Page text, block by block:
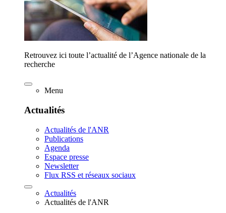
Retrouvez ici toute l’actualité de l’Agence nationale de la
recherche
Menu
Actualités
Actualités de l'ANR
Publications
Agenda
Espace presse
Newsletter
Flux RSS et réseaux sociaux
Actualités
Actualités de l'ANR